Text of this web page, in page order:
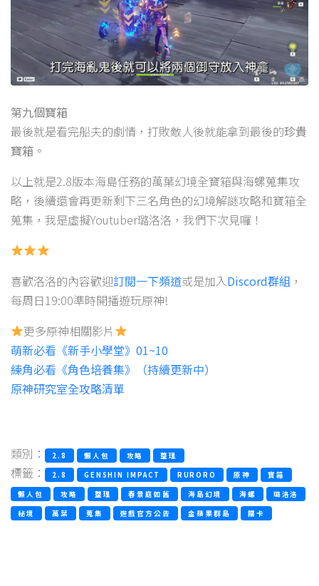
第九個寶箱
最後就是看完船夫的劇情，打敗敵人後就能拿到最後的珍貴
寶箱 。
以上就是2.8版本海島任務的萬葉幻境全寶箱與海螺蒐集攻
略，後續還會再更新剩下三名角色的幻境解謎攻略和寶箱全
蒐集，我是虛擬Youtuber璐洛洛，我們下次見囉！
喜歡洛洛的內容歡迎訂閱一下頻道或是加入Discord群組 ，
每周日19:00準時開播遊玩原神!
更多原神相關影片
萌新必看《新手小學堂》01~10
練角必看《角色培養集》（持續更新中）
原神研究室全攻略清單
類別： 2.8 懶人包 攻略 整理
標籤： 2.8 GENSHIN IMPACT RURORO 原神
寶箱
懶人包
攻略 整理 春景庭如舊 海島幻境 海螺
璐洛洛
秘境
萬葉 蒐集 遊戲官方公告 金蘋果群島 關卡